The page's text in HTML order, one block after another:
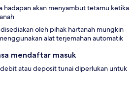
hadapan akan menyambut tetamu ketika
oleh pihak hartanah mungkin
alat terjemahan automatik
mendaftar masuk
atau deposit tunai diperlukan untuk